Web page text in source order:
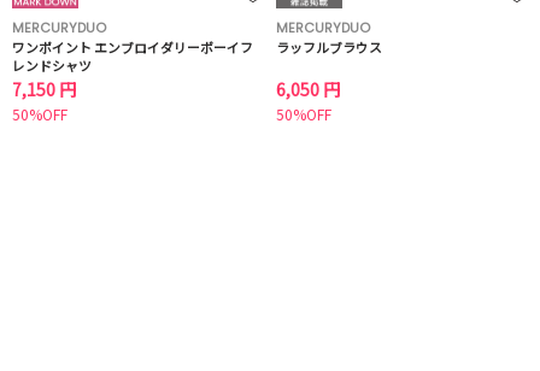
MERCURYDUO
ワンポイント エンブロイダリーボーイフ
レンドシャツ
7,150 円
50%OFF
MERCURYDUO
ラッフルブラウス
6,050 円
50%OFF